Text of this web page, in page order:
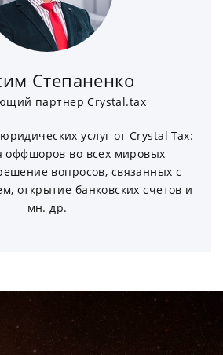
Степаненко
партнер Crystal.tax
услуг от Crystal Tax:
оффшоров во всех мировых
вопросов, связанных с
открытие банковских счетов и
мн. др.